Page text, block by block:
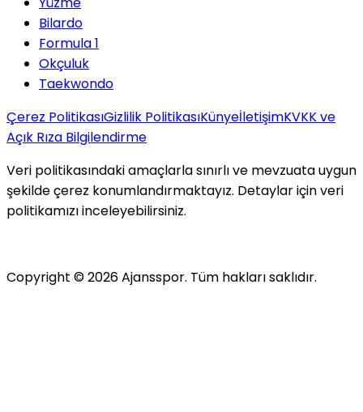
Bilardo
Formula 1
Okçuluk
Taekwondo
Çerez PolitikasıGizlilik PolitikasıKünyeİletişimKVKK ve
Açık Rıza Bilgilendirme
Veri politikasındaki amaçlarla sınırlı ve mevzuata uygun
şekilde çerez konumlandırmaktayız. Detaylar için veri
politikamızı inceleyebilirsiniz.
Copyright ©2026Ajansspor. Tüm hakları saklıdır.